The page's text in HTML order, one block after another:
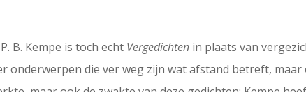
B. Kempe is toch echt Vergedichten in plaats van
onderwerpen die ver weg zijn wat afstand betreft, maar